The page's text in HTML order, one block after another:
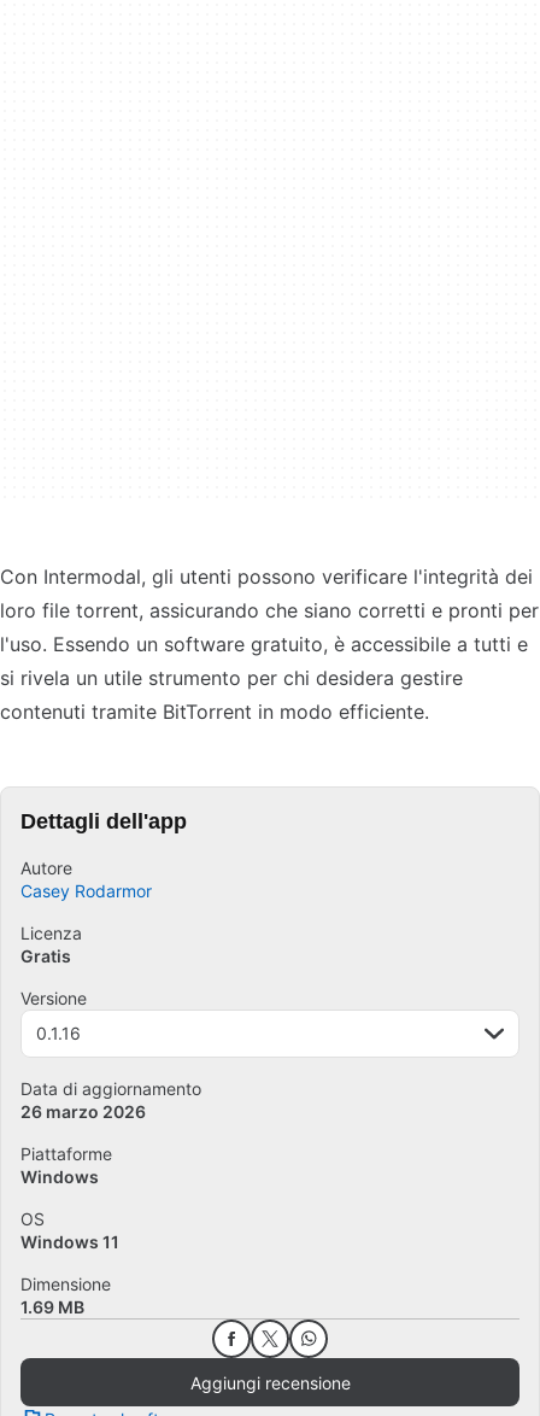
Con Intermodal, gli utenti possono verificare l'integrità dei
loro file torrent, assicurando che siano corretti e pronti per
l'uso. Essendo un software gratuito, è accessibile a tutti e
si rivela un utile strumento per chi desidera gestire
contenuti tramite BitTorrent in modo efficiente.
Dettagli dell'app
Autore
Casey Rodarmor
Licenza
Gratis
Versione
0.1.16
Data di aggiornamento
26 marzo 2026
Piattaforme
Windows
OS
Windows 11
Dimensione
1.69 MB
Aggiungi recensione